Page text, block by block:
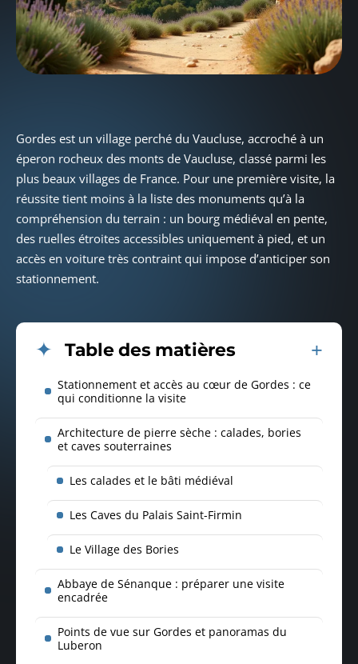
Gordes est un village perché du Vaucluse, accroché à un
éperon rocheux des monts de Vaucluse, classé parmi les
plus beaux villages de France. Pour une première visite, la
réussite tient moins à la liste des monuments qu’à la
compréhension du terrain : un bourg médiéval en pente,
des ruelles étroites accessibles uniquement à pied, et un
accès en voiture très contraint qui impose d’anticiper son
stationnement.
Table des matières
Stationnement et accès au cœur de Gordes : ce
qui conditionne la visite
Architecture de pierre sèche : calades, bories
et caves souterraines
Les calades et le bâti médiéval
Les Caves du Palais Saint-Firmin
Le Village des Bories
Abbaye de Sénanque : préparer une visite
encadrée
Points de vue sur Gordes et panoramas du
Luberon